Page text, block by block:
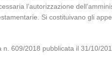
l’autorizzazione
Si costituivano gli
609/2018 pubblicata il 31/10/